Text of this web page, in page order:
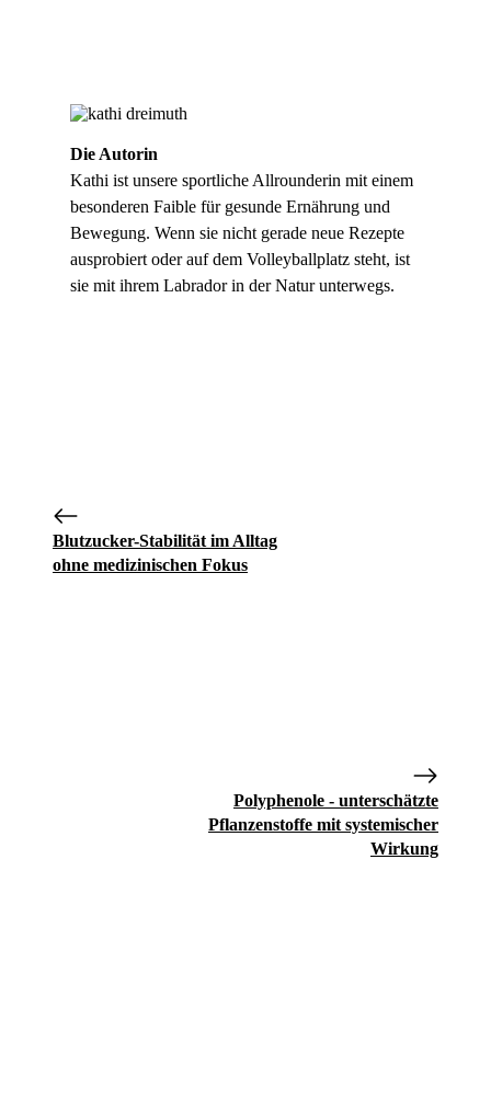
Die Autorin
Kathi ist unsere sportliche Allrounderin mit einem
besonderen Faible für gesunde Ernährung und
Bewegung. Wenn sie nicht gerade neue Rezepte
ausprobiert oder auf dem Volleyballplatz steht, ist
sie mit ihrem Labrador in der Natur unterwegs.
Blutzucker-Stabilität im Alltag
ohne medizinischen Fokus
Polyphenole - unterschätzte
Pflanzenstoffe mit systemischer
Wirkung